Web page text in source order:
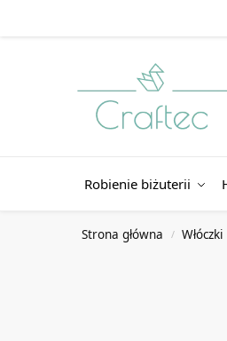
Robienie biżuterii
Strona główna / Włóczki